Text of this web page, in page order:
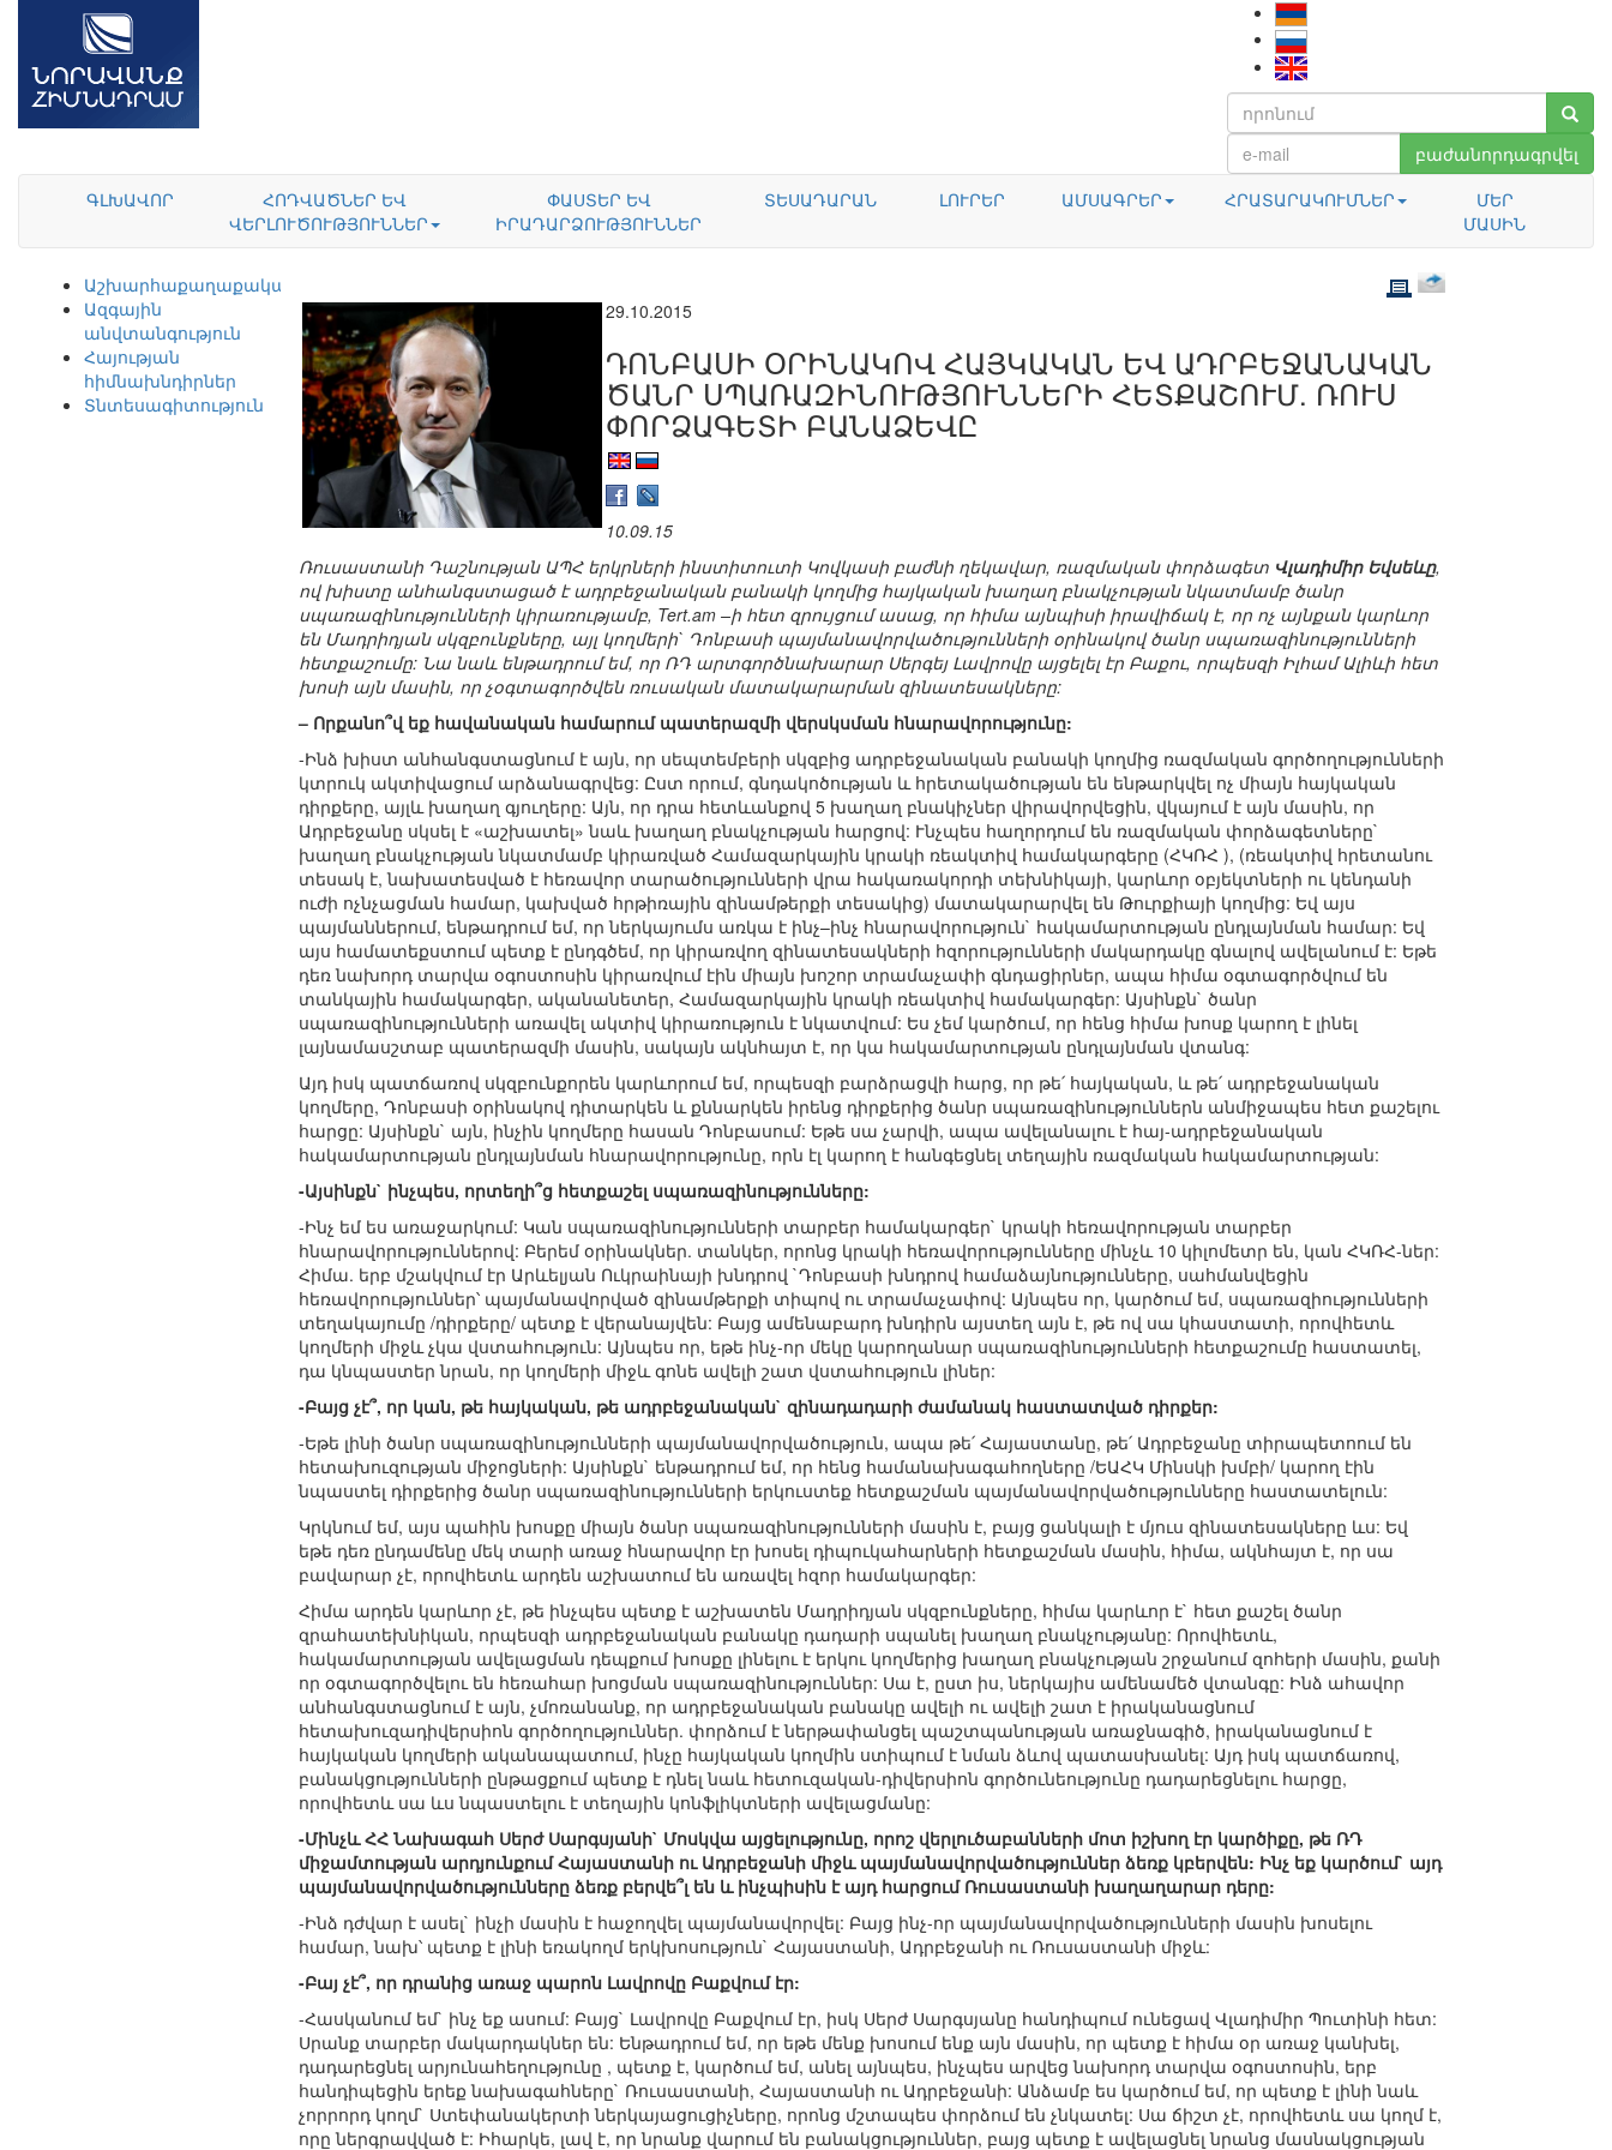
բաժանորդագրվել
ԳԼԽԱՎՈՐ
ՀՈԴՎԱԾՆԵՐ ԵՎ
ՎԵՐԼՈՒԾՈՒԹՅՈՒՆՆԵՐ
ՓԱՍՏԵՐ ԵՎ
ԻՐԱԴԱՐՁՈՒԹՅՈՒՆՆԵՐ
ՏԵՍԱԴԱՐԱՆ ԼՈՒՐԵՐ ԱՄՍԱԳՐԵՐ ՀՐԱՏԱՐԱԿՈՒՄՆԵՐ
ՄԵՐ
ՄԱՍԻՆ
Աշխարհաքաղաքականություն
Ազգային
անվտանգություն
Հայության
հիմնախնդիրներ
Տնտեսագիտություն
29.10.2015
ԴՈՆԲԱՍԻ ՕՐԻՆԱԿՈՎ ՀԱՅԿԱԿԱՆ ԵՎ ԱԴՐԲԵՋԱՆԱԿԱՆ
ԾԱՆՐ ՍՊԱՌԱԶԻՆՈՒԹՅՈՒՆՆԵՐԻ ՀԵՏՔԱՇՈՒՄ. ՌՈՒՍ
ՓՈՐՁԱԳԵՏԻ ԲԱՆԱՁԵՎԸ
10.09.15
Ռուսաստանի Դաշնության ԱՊՀ երկրների ինստիտուտի Կովկասի բաժնի ղեկավար, ռազմական փորձագետ Վլադիմիր Եվսեևը,
ով խիստը անհանգստացած է ադրբեջանական բանակի կողմից հայկական խաղաղ բնակչության նկատմամբ ծանր
սպառազինությունների կիրառությամբ, Tert.am –ի հետ զրույցում ասաց, որ հիմա այնպիսի իրավիճակ է, որ ոչ այնքան կարևոր
են Մադրիդյան սկզբունքները, այլ կողմերի` Դոնբասի պայմանավորվածությունների օրինակով ծանր սպառազինությունների
հետքաշումը: Նա նաև ենթադրում եմ, որ ՌԴ արտգործնախարար Սերգեյ Լավրովը այցելել էր Բաքու, որպեսզի Իլհամ Ալիևի հետ
խոսի այն մասին, որ չօգտագործվեն ռուսական մատակարարման զինատեսակները:
– Որքանո՞վ եք հավանական համարում պատերազմի վերսկսման հնարավորությունը:
-Ինձ խիստ անհանգստացնում է այն, որ սեպտեմբերի սկզբից ադրբեջանական բանակի կողմից ռազմական գործողությունների
կտրուկ ակտիվացում արձանագրվեց: Ըստ որում, գնդակոծության և հրետակածության են ենթարկվել ոչ միայն հայկական
դիրքերը, այլև խաղաղ գյուղերը: Այն, որ դրա հետևանքով 5 խաղաղ բնակիչներ վիրավորվեցին, վկայում է այն մասին, որ
Ադրբեջանը սկսել է «աշխատել» նաև խաղաղ բնակչության հարցով: Ւնչպես հաղորդում են ռազմական փորձագետները`
խաղաղ բնակչության նկատմամբ կիրառված Համազարկային կրակի ռեակտիվ համակարգերը (ՀԿՌՀ ), (ռեակտիվ հրետանու
տեսակ է, նախատեսված է հեռավոր տարածությունների վրա հակառակորդի տեխնիկայի, կարևոր օբյեկտների ու կենդանի
ուժի ոչնչացման համար, կախված հրթիռային զինամթերքի տեսակից) մատակարարվել են Թուրքիայի կողմից: Եվ այս
պայմաններում, ենթադրում եմ, որ ներկայումս առկա է ինչ–ինչ հնարավորություն` հակամարտության ընդլայնման համար: Եվ
այս համատեքստում պետք է ընդգծեմ, որ կիրառվող զինատեսակների հզորությունների մակարդակը գնալով ավելանում է: Եթե
դեռ նախորդ տարվա օգոստոսին կիրառվում էին միայն խոշոր տրամաչափի գնդացիրներ, ապա հիմա օգտագործվում են
տանկային համակարգեր, ականանետեր, Համազարկային կրակի ռեակտիվ համակարգեր: Այսինքն` ծանր
սպառազինությունների առավել ակտիվ կիրառություն է նկատվում: Ես չեմ կարծում, որ հենց հիմա խոսք կարող է լինել
լայնամասշտաբ պատերազմի մասին, սակայն ակնհայտ է, որ կա հակամարտության ընդլայնման վտանգ:
Այդ իսկ պատճառով սկզբունքորեն կարևորում եմ, որպեսզի բարձրացվի հարց, որ թե՛ հայկական, և թե՛ ադրբեջանական
կողմերը, Դոնբասի օրինակով դիտարկեն և քննարկեն իրենց դիրքերից ծանր սպառազինություններն անմիջապես հետ քաշելու
հարցը: Այսինքն` այն, ինչին կողմերը հասան Դոնբասում: Եթե սա չարվի, ապա ավելանալու է հայ-ադրբեջանական
հակամարտության ընդլայնման հնարավորությունը, որն էլ կարող է հանգեցնել տեղային ռազմական հակամարտության:
-Այսինքն` ինչպես, որտեղի՞ց հետքաշել սպառազինությունները:
-Ինչ եմ ես առաջարկում: Կան սպառազինությունների տարբեր համակարգեր` կրակի հեռավորության տարբեր
հնարավորություններով: Բերեմ օրինակներ. տանկեր, որոնց կրակի հեռավորությունները մինչև 10 կիլոմետր են, կան ՀԿՌՀ-ներ:
Հիմա. երբ մշակվում էր Արևելյան Ուկրաինայի խնդրով `Դոնբասի խնդրով համաձայնությունները, սահմանվեցին
հեռավորություններ՝ պայմանավորված զինամթերքի տիպով ու տրամաչափով: Այնպես որ, կարծում եմ, սպառազիությունների
տեղակայումը /դիրքերը/ պետք է վերանայվեն: Բայց ամենաբարդ խնդիրն այստեղ այն է, թե ով սա կհաստատի, որովհետև
կողմերի միջև չկա վստահություն: Այնպես որ, եթե ինչ-որ մեկը կարողանար սպառազինությունների հետքաշումը հաստատել,
դա կնպաստեր նրան, որ կողմերի միջև գոնե ավելի շատ վստահություն լիներ:
-Բայց չէ՞, որ կան, թե հայկական, թե ադրբեջանական` զինադադարի ժամանակ հաստատված դիրքեր:
-Եթե լինի ծանր սպառազինությունների պայմանավորվածություն, ապա թե՛ Հայաստանը, թե՛ Ադրբեջանը տիրապետոում են
հետախուզության միջոցների: Այսինքն` ենթադրում եմ, որ հենց համանախագահողները /ԵԱՀԿ Մինսկի խմբի/ կարող էին
նպաստել դիրքերից ծանր սպառազինությունների երկուստեք հետքաշման պայմանավորվածությունները հաստատելուն:
Կրկնում եմ, այս պահին խոսքը միայն ծանր սպառազինությունների մասին է, բայց ցանկալի է մյուս զինատեսակները ևս: Եվ
եթե դեռ ընդամենը մեկ տարի առաջ հնարավոր էր խոսել դիպուկահարների հետքաշման մասին, հիմա, ակնհայտ է, որ սա
բավարար չէ, որովհետև արդեն աշխատում են առավել հզոր համակարգեր:
Հիմա արդեն կարևոր չէ, թե ինչպես պետք է աշխատեն Մադրիդյան սկզբունքները, հիմա կարևոր է` հետ քաշել ծանր
զրահատեխնիկան, որպեսզի ադրբեջանական բանակը դադարի սպանել խաղաղ բնակչությանը: Որովհետև,
հակամարտության ավելացման դեպքում խոսքը լինելու է երկու կողմերից խաղաղ բնակչության շրջանում զոհերի մասին, քանի
որ օգտագործվելու են հեռահար խոցման սպառազինություններ: Սա է, ըստ իս, ներկայիս ամենամեծ վտանգը: Ինձ ահավոր
անհանգստացնում է այն, չմոռանանք, որ ադրբեջանական բանակը ավելի ու ավելի շատ է իրականացնում
հետախուզադիվերսիոն գործողություններ. փորձում է ներթափանցել պաշտպանության առաջնագիծ, իրականացնում է
հայկական կողմերի ականապատում, ինչը հայկական կողմին ստիպում է նման ձևով պատասխանել: Այդ իսկ պատճառով,
բանակցությունների ընթացքում պետք է դնել նաև հետուզական-դիվերսիոն գործունեությունը դադարեցնելու հարցը,
որովհետև սա ևս նպաստելու է տեղային կոնֆլիկտների ավելացմանը:
-Մինչև ՀՀ Նախագահ Սերժ Սարգսյանի` Մոսկվա այցելությունը, որոշ վերլուծաբանների մոտ իշխող էր կարծիքը, թե ՌԴ
միջամտության արդյունքում Հայաստանի ու Ադրբեջանի միջև պայմանավորվածություններ ձեռք կբերվեն: Ինչ եք կարծում` այդ
պայմանավորվածությունները ձեռք բերվե՞լ են և ինչպիսին է այդ հարցում Ռուսաստանի խաղաղարար դերը:
-Ինձ դժվար է ասել` ինչի մասին է հաջողվել պայմանավորվել: Բայց ինչ-որ պայմանավորվածությունների մասին խոսելու
համար, նախ՝ պետք է լինի եռակողմ երկխոսություն` Հայաստանի, Ադրբեջանի ու Ռուսաստանի միջև:
-Բայ չէ՞, որ դրանից առաջ պարոն Լավրովը Բաքվում էր:
-Հասկանում եմ` ինչ եք ասում: Բայց` Լավրովը Բաքվում էր, իսկ Սերժ Սարգսյանը հանդիպում ունեցավ Վլադիմիր Պուտինի հետ:
Սրանք տարբեր մակարդակներ են: Ենթադրում եմ, որ եթե մենք խոսում ենք այն մասին, որ պետք է հիմա օր առաջ կանխել,
դադարեցնել արյունահեղությունը , պետք է, կարծում եմ, անել այնպես, ինչպես արվեց նախորդ տարվա օգոստոսին, երբ
հանդիպեցին երեք նախագահները` Ռուսաստանի, Հայաստանի ու Ադրբեջանի: Անձամբ ես կարծում եմ, որ պետք է լինի նաև
չորրորդ կողմ` Ստեփանակերտի ներկայացուցիչները, որոնց մշտապես փորձում են չնկատել: Սա ճիշտ չէ, որովհետև սա կողմ է,
որը ներգրավված է: Իհարկե, լավ է, որ նրանք վարում են բանակցություններ, բայց պետք է ավելացնել նրանց մասնակցության